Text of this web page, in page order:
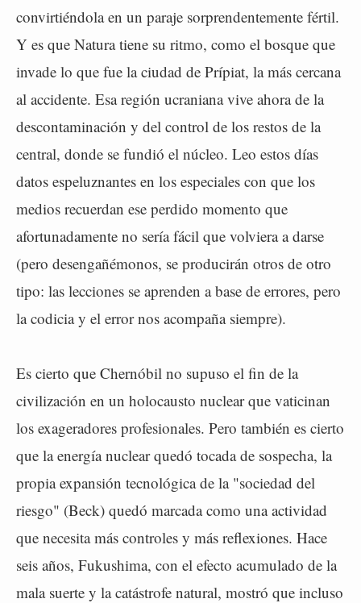
convirtiéndola en un paraje sorprendentemente fértil.
Y es que Natura tiene su ritmo, como el bosque que
invade lo que fue la ciudad de Prípiat, la más cercana
al accidente. Esa región ucraniana vive ahora de la
descontaminación y del control de los restos de la
central, donde se fundió el núcleo. Leo estos días
datos espeluznantes en los especiales con que los
medios recuerdan ese perdido momento que
afortunadamente no sería fácil que volviera a darse
(pero desengañémonos, se producirán otros de otro
tipo: las lecciones se aprenden a base de errores, pero
la codicia y el error nos acompaña siempre).
Es cierto que Chernóbil no supuso el fin de la
civilización en un holocausto nuclear que vaticinan
los exageradores profesionales. Pero también es cierto
que la energía nuclear quedó tocada de sospecha, la
propia expansión tecnológica de la "sociedad del
riesgo" (Beck) quedó marcada como una actividad
que necesita más controles y más reflexiones. Hace
seis años, Fukushima, con el efecto acumulado de la
mala suerte y la catástrofe natural, mostró que incluso